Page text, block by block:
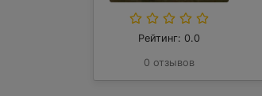
Рейтинг: 0.0
0 отзывов